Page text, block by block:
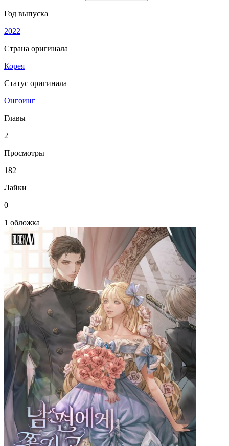
Год выпуска
2022
Страна оригинала
Корея
Статус оригинала
Онгоинг
Главы
2
Просмотры
182
Лайки
0
1 обложка